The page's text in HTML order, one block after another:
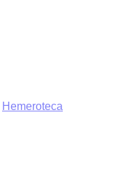
Hemeroteca